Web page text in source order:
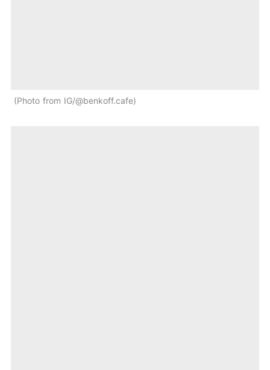
Photo from IG/@benkoff.cafe